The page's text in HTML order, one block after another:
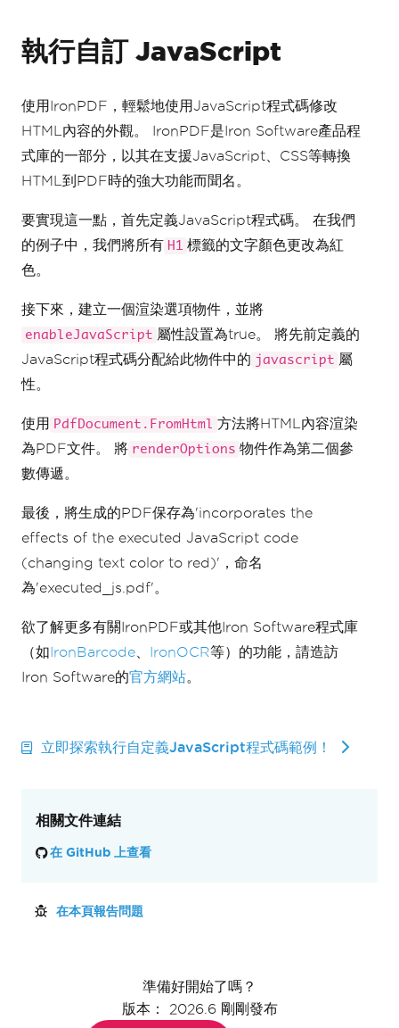
await pdf ("executed_js.pdf"
})();
執行自訂 JavaScript
使用IronPDF，輕鬆地使用JavaScript程式碼修改
HTML內容的外觀。 IronPDF是Iron Software產品程
式庫的一部分，以其在支援JavaScript、CSS等轉換
HTML到PDF時的強大功能而聞名。
要實現這一點，首先定義JavaScript程式碼。 在我們
的例子中，我們將所有 H1 標籤的文字顏色更改為紅
色。
接下來，建立一個渲染選項物件，並將
enableJavaScript 屬性設置為true。 將先前定義的
JavaScript程式碼分配給此物件中的 javascript 屬
性。
使用 PdfDocument.FromHtml
方法將HTML內容渲染
為PDF文件。 將 renderOptions 物件作為第二個參
數傳遞。
最後，將生成的PDF保存為'incorporates the
effects of the executed JavaScript code
(changing text color to red)'，命名
為'executed_js.pdf'。
欲了解更多有關IronPDF或其他Iron Software程式庫
（如IronBarcode IronOCR等）的功能，請造訪
Iron Software的官方網站。
立即探索執行自定義JavaScript程式碼範例！
相關文件連結
在 GitHub 上查看
在本頁報告問題
準備好開始了嗎？
版本： 2026.6 剛剛發布